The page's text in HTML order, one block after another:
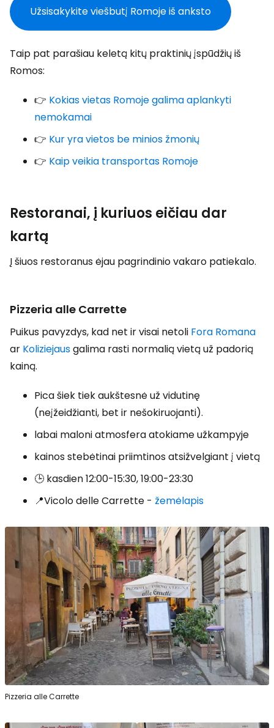
Užsisakykite viešbutį Romoje iš anksto
Taip pat parašiau keletą kitų praktinių įspūdžių iš
Romos:
👉 Kokias vietas Romoje galima aplankyti
nemokamai
👉 Kur yra vietos be minios žmonių
👉 Kaip veikia transportas Romoje
Restoranai, į kuriuos eičiau dar
kartą
Į šiuos restoranus ėjau pagrindinio vakaro patiekalo.
Pizzeria alle Carrette
Puikus pavyzdys, kad net ir visai netoli Fora Romana
ar Koliziejausgalima rasti normalią vietą už padorią
kainą.
Pica šiek tiek aukštesnė už vidutinę
(neįžeidžianti, bet ir nešokiruojanti).
labai maloni atmosfera atokiame užkampyje
kainos stebėtinai priimtinos atsižvelgiant į vietą
🕒 kasdien 12:00-15:30, 19:00-23:30
📍Vicolo delle Carrette - žemėlapis
Pizzeria alle Carrette